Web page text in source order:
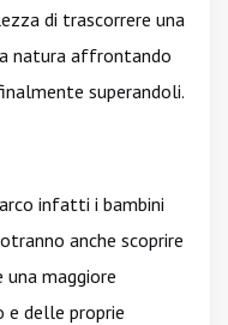
di trascorrere una
natura affrontando
superandoli.
infatti i bambini
anche scoprire
una maggiore
e delle proprie